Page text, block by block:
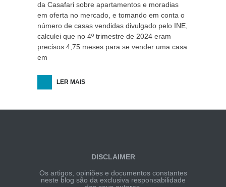
da Casafari sobre apartamentos e moradias
em oferta no mercado, e tomando em conta o
número de casas vendidas divulgado pelo INE,
calculei que no 4º trimestre de 2024 eram
precisos 4,75 meses para se vender uma casa
em
LER MAIS
DISCLAIMER
Os artigos, opiniões e documentos constantes
neste blog são da exclusiva responsabilidade